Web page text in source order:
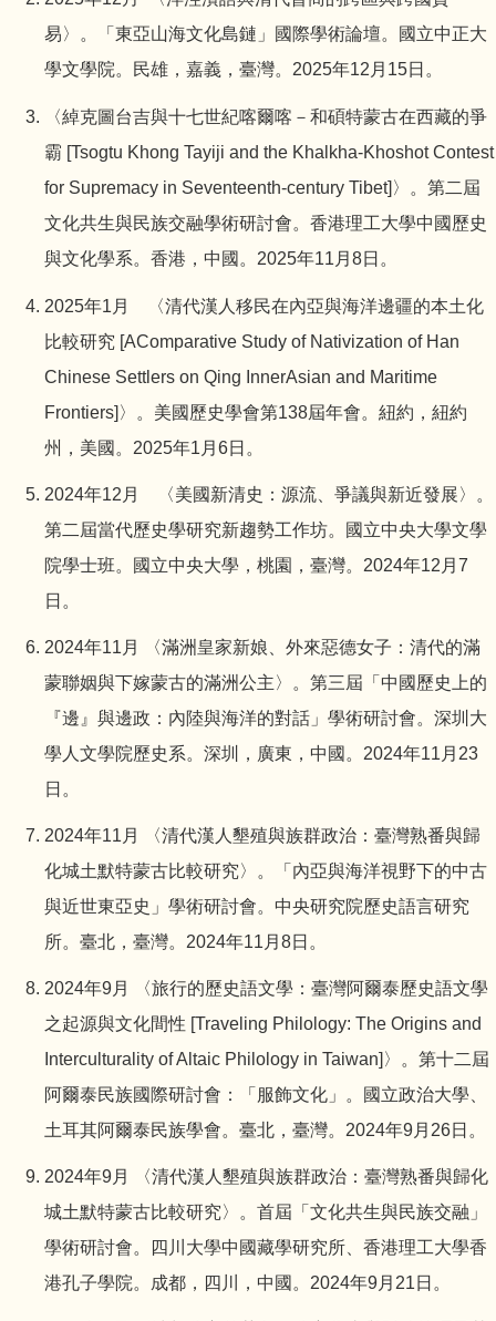
易〉。「東亞山海文化島鏈」國際學術論壇。國立中正大
學文學院。民雄，嘉義，臺灣。2025年12月15日。
〈綽克圖台吉與十七世紀喀爾喀－和碩特蒙古在西藏的爭
霸 [Tsogtu Khong Tayiji and the Khalkha-Khoshot Contest
for Supremacy in Seventeenth-century Tibet]〉。第二屆
文化共生與民族交融學術研討會。香港理工大學中國歷史
與文化學系。香港，中國。2025年11月8日。
2025年1月 〈清代漢人移民在內亞與海洋邊疆的本土化
比較研究 [AComparative Study of Nativization of Han
Chinese Settlers on Qing InnerAsian and Maritime
Frontiers]〉。美國歷史學會第138屆年會。紐約，紐約
州，美國。2025年1月6日。
2024年12月 〈美國新清史：源流、爭議與新近發展〉。
第二屆當代歷史學研究新趨勢工作坊。國立中央大學文學
院學士班。國立中央大學，桃園，臺灣。2024年12月7
日。
2024年11月 〈滿洲皇家新娘、外來惡德女子：清代的滿
蒙聯姻與下嫁蒙古的滿洲公主〉。第三屆「中國歷史上的
『邊』與邊政：內陸與海洋的對話」學術研討會。深圳大
學人文學院歷史系。深圳，廣東，中國。2024年11月23
日。
2024年11月 〈清代漢人墾殖與族群政治：臺灣熟番與歸
化城土默特蒙古比較研究〉。「內亞與海洋視野下的中古
與近世東亞史」學術研討會。中央研究院歷史語言研究
所。臺北，臺灣。2024年11月8日。
2024年9月 〈旅行的歷史語文學：臺灣阿爾泰歷史語文學
之起源與文化間性 [Traveling Philology: The Origins and
Interculturality of Altaic Philology in Taiwan]〉。第十二屆
阿爾泰民族國際研討會：「服飾文化」。國立政治大學、
土耳其阿爾泰民族學會。臺北，臺灣。2024年9月26日。
2024年9月 〈清代漢人墾殖與族群政治：臺灣熟番與歸化
城土默特蒙古比較研究〉。首屆「文化共生與民族交融」
學術研討會。四川大學中國藏學研究所、香港理工大學香
港孔子學院。成都，四川，中國。2024年9月21日。